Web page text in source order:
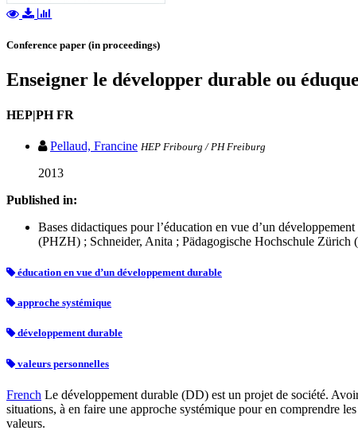
Conference paper (in proceedings)
Enseigner le développer durable ou
HEP|PH FR
Pellaud, Francine HEP Fribourg / PH Freiburg
2013
Published in:
Bases didactiques pour l’éducation en vue d’un
(PHZH) ; Schneider, Anita ; Pädagogische Hochschule
éducation en vue d’un développement durable
approche systémique
développement durable
valeurs personnelles
French Le développement durable (DD) est un projet de société.
situations, à en faire une approche systémique pour en comprendre
valeurs.